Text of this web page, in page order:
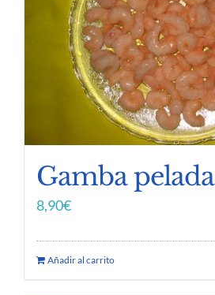
Gamba pelada
8,90€
Añadir al carrito